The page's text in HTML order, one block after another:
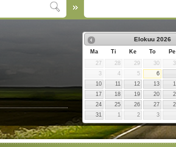
Elokuu 2026
Ma Ti Ke To
Pe
27
28 29 30
3
4 5
6
10
11 12 13
17
18 19 20
24
25 26 27
31
1 2 3